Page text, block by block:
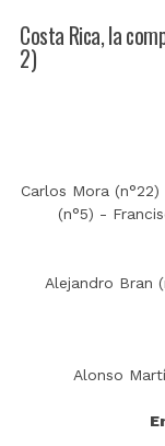
Costa Rica, la
2)
Carlos Mora
(n°5) -
Alejandro Bran
Alonso